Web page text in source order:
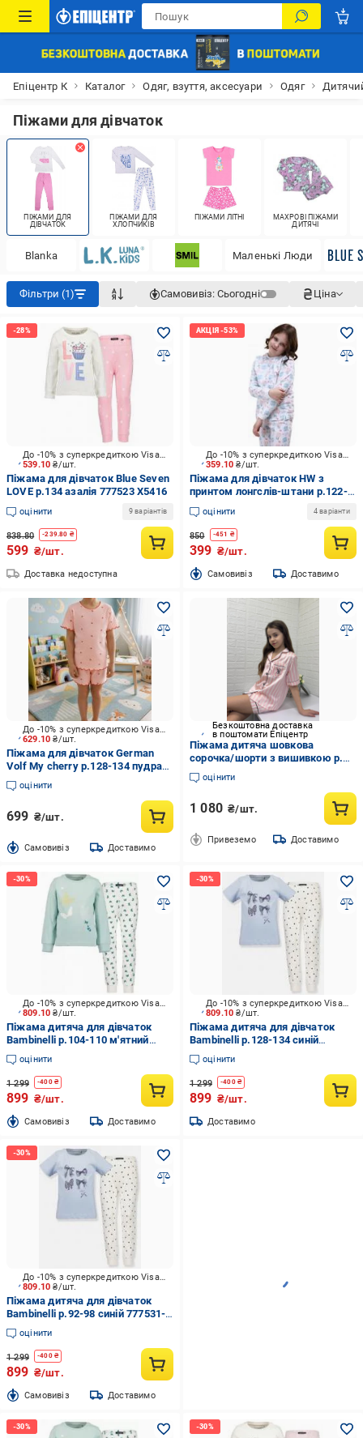
Епіцентр К Каталог Одяг, взуття, аксесуари Одяг
Піжами для дівчаток
ПІЖАМИ ДЛЯ
ДІВЧАТОК
ПІЖАМИ ДЛЯ
ХЛОПЧИКІВ
ПІЖАМИ ЛІТНІ
МАХРОВІ ПІЖАМИ
ДИТЯЧІ
Blanka Маленькі Люди
Фільтри (1) Самовивіз: Сьогодні Ціна
539.10₴/шт.
До -10% з суперкредиткою Visa Вигода
Піжама для дівчаток Blue Seven
LOVE р.134 азалія 777523 X5416
оцінити 9 варіантів
838.80 -239.80 ₴
599 ₴/шт.
Доставка недоступна
359.10₴/шт.
До -10% з суперкредиткою Visa Вигода
Піжама для дівчаток HW з
принтом лонгслів-штани р.122-
128 білий
оцінити 4 варіанти
850 -451 ₴
399 ₴/шт.
Cамовивіз Доставимо
629.10₴/шт.
До -10% з суперкредиткою Visa Вигода
Піжама для дівчаток German
Volf My cherry р.128-134 пудра
26063
оцінити
699 ₴/шт.
Cамовивіз Доставимо
Безкоштовна доставка
в поштомати Епіцентр
Піжама дитяча шовкова
сорочка/шорти з вишивкою р.
146 Біло-Рожевий (2956636449)
оцінити
1 080 ₴/шт.
Привеземо Доставимо
809.10₴/шт.
До -10% з суперкредиткою Visa Вигода
Піжама дитяча для дівчаток
Bambinelli р.104-110 м'ятний
777530-00 X 708
оцінити
1 299 -400₴
899 ₴/шт.
Cамовивіз Доставимо
809.10₴/шт.
До -10% з суперкредиткою Visa Вигода
Піжама дитяча для дівчаток
Bambinelli р.128-134 синій
777531-00 X 708
оцінити
1 299 -400₴
899 ₴/шт.
Доставимо
809.10₴/шт.
До -10% з суперкредиткою Visa Вигода
Піжама дитяча для дівчаток
Bambinelli р.92-98 синій 777531-
00 X 708
оцінити
1 299 -400₴
899 ₴/шт.
Cамовивіз Доставимо